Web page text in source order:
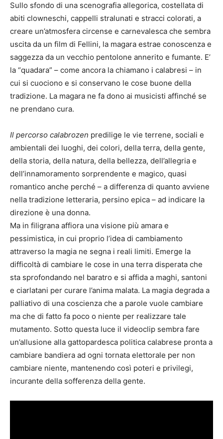
Sullo sfondo di una scenografia allegorica, costellata di
abiti clowneschi, cappelli stralunati e stracci colorati, a
creare un’atmosfera circense e carnevalesca che sembra
uscita da un film di Fellini, la magara estrae conoscenza e
saggezza da un vecchio pentolone annerito e fumante. E’
la “quadara” – come ancora la chiamano i calabresi – in
cui si cuociono e si conservano le cose buone della
tradizione. La magara ne fa dono ai musicisti affinché se
ne prendano cura.
Il percorso calabrozen predilige le vie terrene, sociali e
ambientali dei luoghi, dei colori, della terra, della gente,
della storia, della natura, della bellezza, dell’allegria e
dell’innamoramento sorprendente e magico, quasi
romantico anche perché – a differenza di quanto avviene
nella tradizione letteraria, persino epica – ad indicare la
direzione è una donna.
Ma in filigrana affiora una visione più amara e
pessimistica, in cui proprio l’idea di cambiamento
attraverso la magia ne segna i reali limiti. Emerge la
difficoltà di cambiare le cose in una terra disperata che
sta sprofondando nel baratro e si affida a maghi, santoni
e ciarlatani per curare l’anima malata. La magia degrada a
palliativo di una coscienza che a parole vuole cambiare
ma che di fatto fa poco o niente per realizzare tale
mutamento. Sotto questa luce il videoclip sembra fare
un’allusione alla gattopardesca politica calabrese pronta a
cambiare bandiera ad ogni tornata elettorale per non
cambiare niente, mantenendo così poteri e privilegi,
incurante della sofferenza della gente.